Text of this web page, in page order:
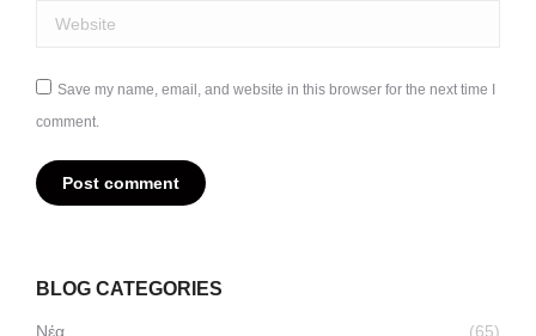
Website
Save my name, email, and website in this browser for the next time I
comment.
Post comment
BLOG CATEGORIES
Νέα
(65)